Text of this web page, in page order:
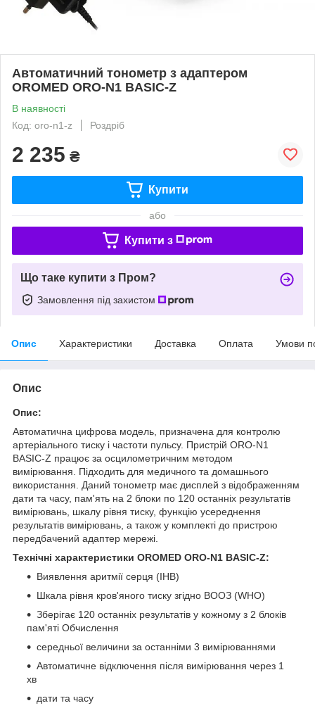
Автоматичний тонометр з адаптером
OROMED ORO-N1 BASIC-Z
В наявності
Код: oro-n1-z
Роздріб
2 235 ₴
Купити
або
Купити з
Що таке купити з Пром?
Замовлення під захистом
Опис Характеристики Доставка Оплата Умови
Опис
Опис:
Автоматична цифрова модель, призначена для контролю
артеріального тиску і частоти пульсу. Пристрій ORO-N1
BASIC-Z працює за осцилометричним методом
вимірювання. Підходить для медичного та домашнього
використання. Даний тонометр має дисплей з відображенням
дати та часу, пам'ять на 2 блоки по 120 останніх результатів
вимірювань, шкалу рівня тиску, функцію усереднення
результатів вимірювань, а також у комплекті до пристрою
передбачений адаптер мережі.
Технічні характеристики OROMED ORO-N1 BASIC-Z:
Виявлення аритмії серця (IHB)
Шкала рівня кров'яного тиску згідно ВООЗ (WHO)
Зберігає 120 останніх результатів у кожному з 2 блоків
пам'яті Обчислення
середньої величини за останніми 3 вимірюваннями
Автоматичне відключення після вимірювання через 1
хв
дати та часу